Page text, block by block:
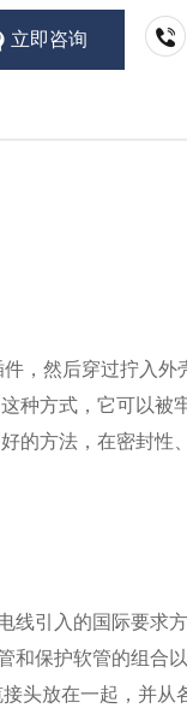
立即咨询
，然后穿过拧入外
种方式，它可以被
的方法，在密封性
引入的国际要求方
和保护软管的组合
头放在一起，并从